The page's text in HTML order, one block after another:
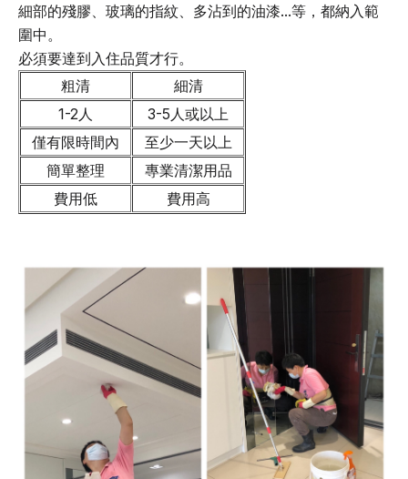
細部的殘膠、玻璃的指紋、多沾到的油漆...等，都納入範
圍中。
必須要達到入住品質才行。
粗清
細清
1-2人
3-5人或以上
僅有限時間內
至少一天以上
簡單整理
專業清潔用品
費用低
費用高